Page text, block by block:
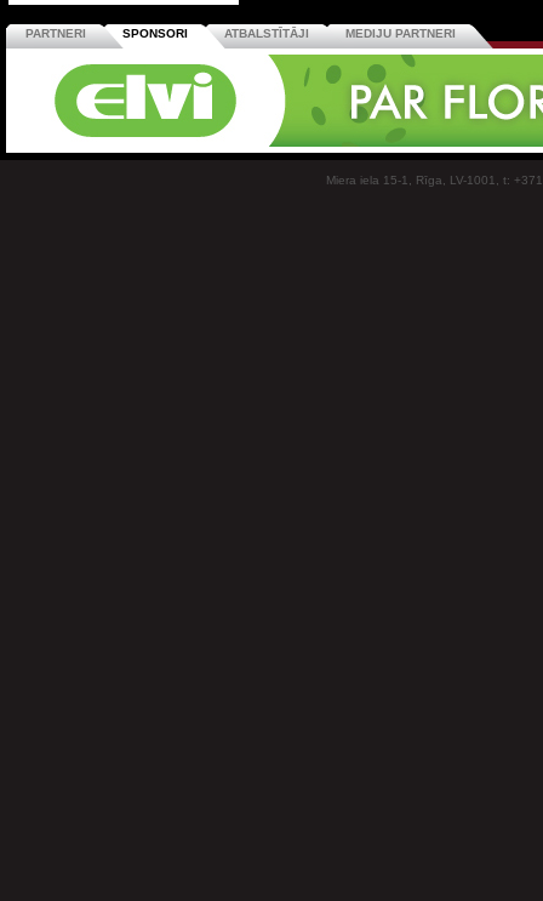
PARTNERI SPONSORI ATBALSTĪTĀJI MEDIJU PARTNERI
Miera iela 15-1, Rīga, LV-1001, t: